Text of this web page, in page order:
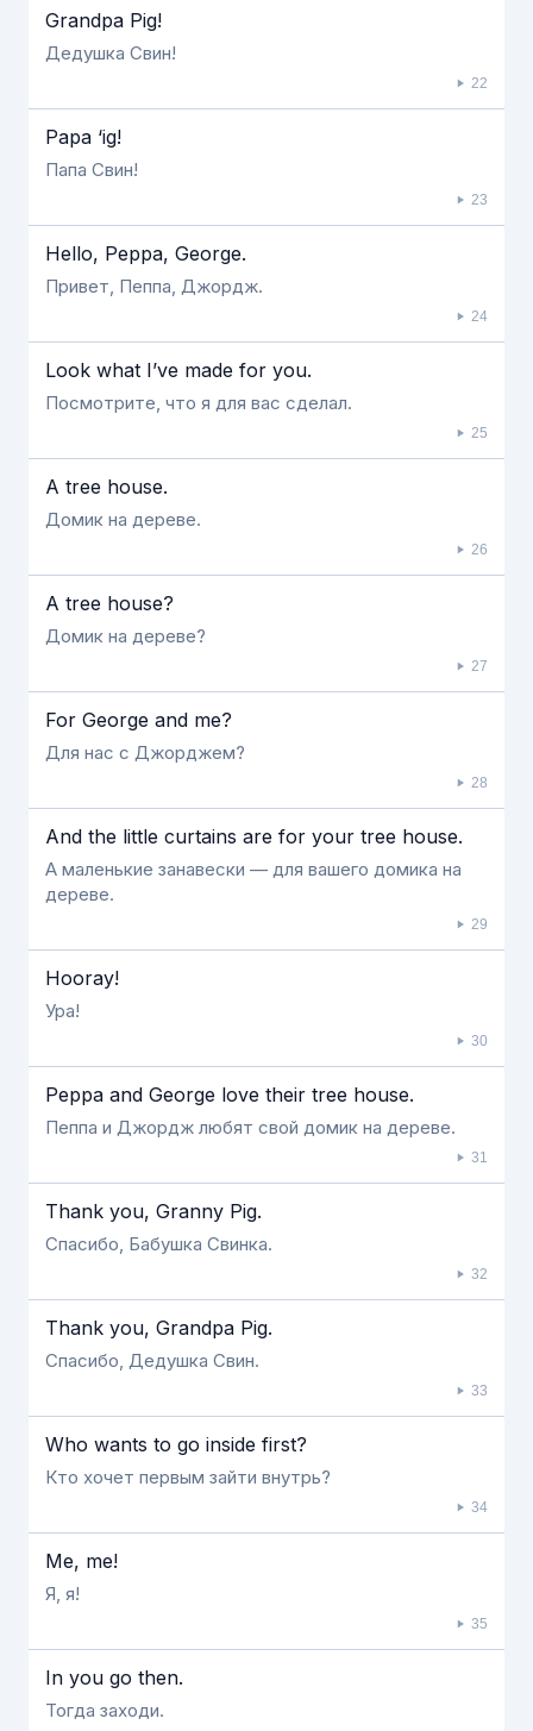
Grandpa Pig!
Дедушка Свин!
22
Papa ‘ig!
Папа Свин!
23
Hello, Peppa, George.
Привет, Пеппа, Джордж.
24
Look what I’ve made for you.
Посмотрите, что я для вас сделал.
25
A tree house.
Домик на дереве.
26
A tree house?
Домик на дереве?
27
For George and me?
Для нас с Джорджем?
28
And the little curtains are for your tree house.
А маленькие занавески — для вашего домика на
дереве.
29
Hooray!
Ура!
30
Peppa and George love their tree house.
Пеппа и Джордж любят свой домик на дереве.
31
Thank you, Granny Pig.
Спасибо, Бабушка Свинка.
32
Thank you, Grandpa Pig.
Спасибо, Дедушка Свин.
33
Who wants to go inside first?
Кто хочет первым зайти внутрь?
34
Me, me!
Я, я!
35
In you go then.
Тогда заходи.